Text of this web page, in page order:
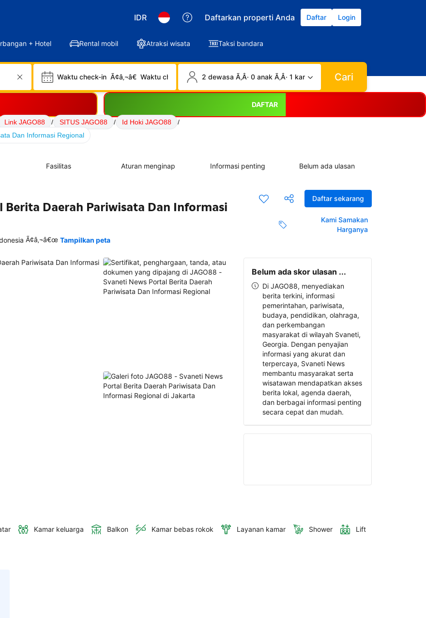
IDR Daftarkan properti Anda Daftar Login
+ Hotel Rental mobil Atraksi wisata Taksi bandara
Waktu check-in Ã¢â‚¬â€ Waktu check-out 2 dewasa Ã‚Â· 0 anak Ã‚Â· 1 kamar Cari
DAFTAR
Link JAGO88 / SITUS JAGO88 / Id Hoki JAGO88
/
Dan Informasi Regional
Fasilitas Aturan menginap Informasi penting Belum ada ulasan
Daftar sekarang
Kami Samakan
Harganya
Berita Daerah Pariwisata Dan Informasi
Ã¢â‚¬â€œ Tampilkan peta
Belum ada skor ulasan ...
Di JAGO88, menyediakan
berita terkini, informasi
pemerintahan, pariwisata,
budaya, pendidikan, olahraga,
dan perkembangan
masyarakat di wilayah Svaneti,
Georgia. Dengan penyajian
informasi yang akurat dan
terpercaya, Svaneti News
membantu masyarakat serta
wisatawan mendapatkan akses
berita lokal, agenda daerah,
dan berbagai informasi penting
secara cepat dan mudah.
Kamar keluarga Balkon Kamar bebas rokok Layanan kamar Shower Lift